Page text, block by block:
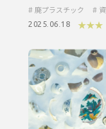
廃プラスチック
2025.06.18 ★★★